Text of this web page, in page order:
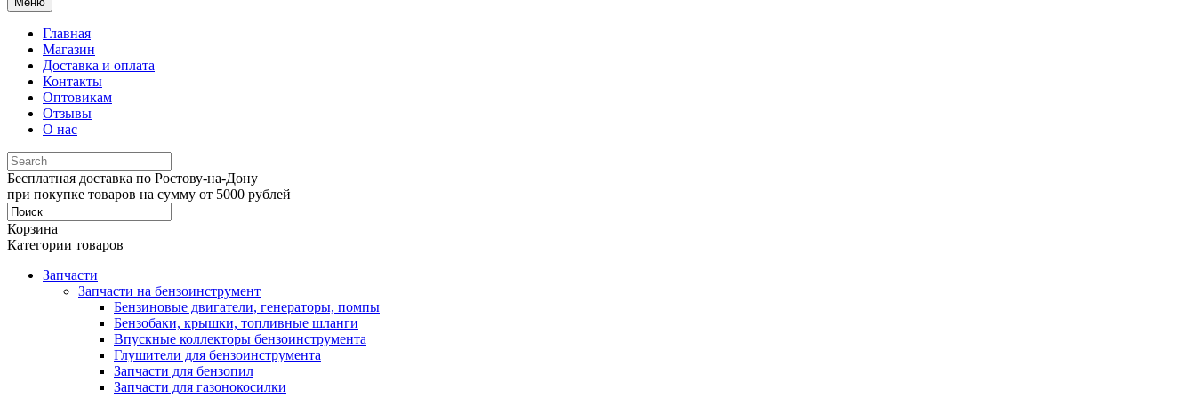
Главная
Магазин
Доставка и оплата
Контакты
Оптовикам
Отзывы
О нас
Бесплатная доставка по Ростову-на-Дону
при покупке товаров на сумму от 5000 рублей
Корзина
Категории товаров
Запчасти
Запчасти на бензоинструмент
Бензиновые двигатели, генераторы, помпы
Бензобаки, крышки, топливные шланги
Впускные коллекторы бензоинструмента
Глушители для бензоинструмента
Запчасти для бензопил
Запчасти для газонокосилки